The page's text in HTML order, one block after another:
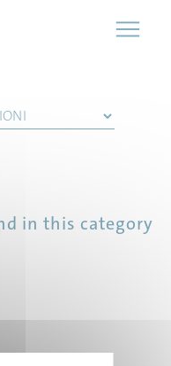
in this category